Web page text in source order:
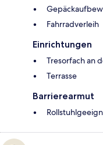
Fahrradverleih
Einrichtungen
Tresorfach an
Terrasse
Barrierearmut